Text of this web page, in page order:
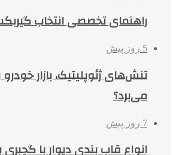
راهنمای تخصصی انتخاب
5 روز پیش
تنش‌های ژئوپلیتیک، بازار
می‌برد؟
7 روز پیش
انواع قاب بندی دیوار با